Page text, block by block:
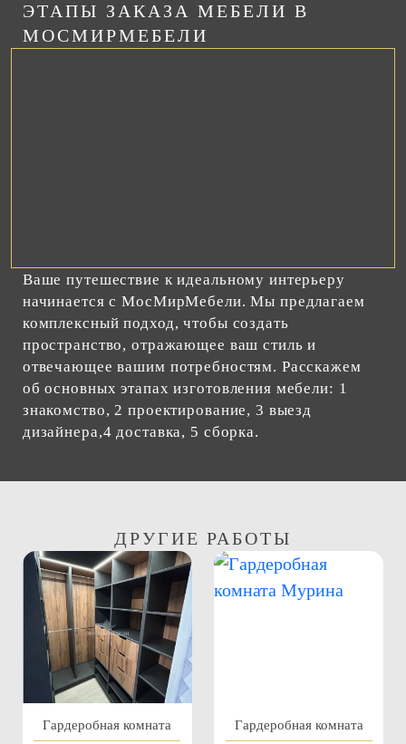
ЭТАПЫ ЗАКАЗА МЕБЕЛИ В
МОСМИРМЕБЕЛИ
Ваше путешествие к идеальному интерьеру
начинается с МосМирМебели. Мы предлагаем
комплексный подход, чтобы создать
пространство, отражающее ваш стиль и
отвечающее вашим потребностям. Расскажем
об основных этапах изготовления мебели: 1
знакомство, 2 проектирование, 3 выезд
дизайнера,4 доставка, 5 сборка.
ДРУГИЕ РАБОТЫ
Гардеробная комната Гардеробная комната